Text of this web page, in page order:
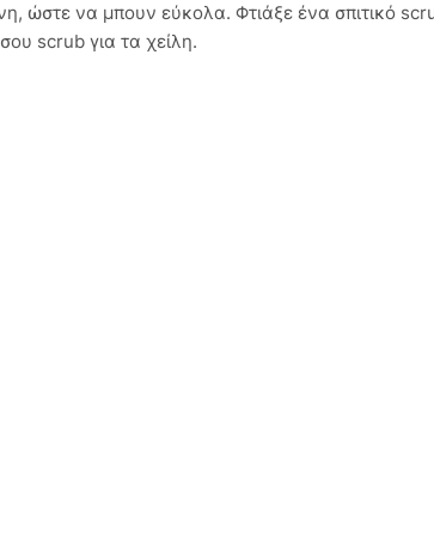
ώστε να μπουν εύκολα. Φτιάξε ένα σπιτικό
scrub για τα χείλη.